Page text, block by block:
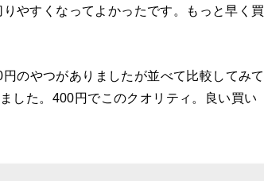
やすくなってよかったです。もっと早く買
のやつがありましたが並べて比較してみて
した。400円でこのクオリティ。良い買い